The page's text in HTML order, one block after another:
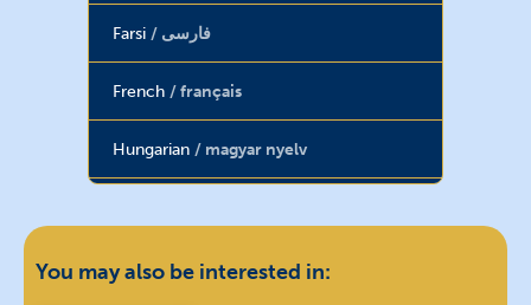
Farsi فارسی
French français
Hungarian magyar nyelv
Russian русский язык
You may also be interested in: